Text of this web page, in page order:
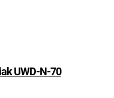
UWD-N-70